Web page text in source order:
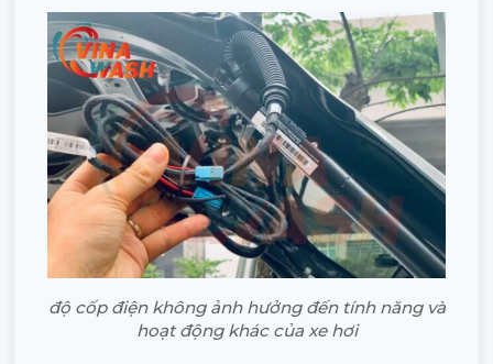
độ cốp điện không ảnh hưởng đến tính năng và
hoạt động khác của xe hơi